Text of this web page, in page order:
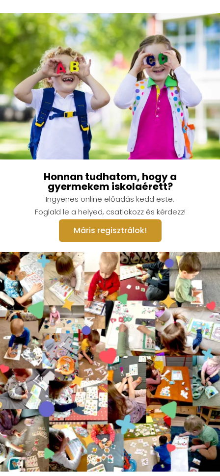
Honnan tudhatom, hogy a
gyermekem iskolaérett?
Ingyenes online előadás kedd este.
Foglald le a helyed, csatlakozz és kérdezz!
Máris regisztrálok!